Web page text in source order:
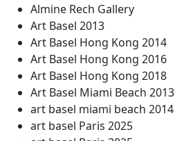
Almine Rech Gallery
Art Basel 2013
Art Basel Hong Kong 2014
Art Basel Hong Kong 2016
Art Basel Hong Kong 2018
Art Basel Miami Beach 2013
art basel miami beach 2014
art basel Paris 2025